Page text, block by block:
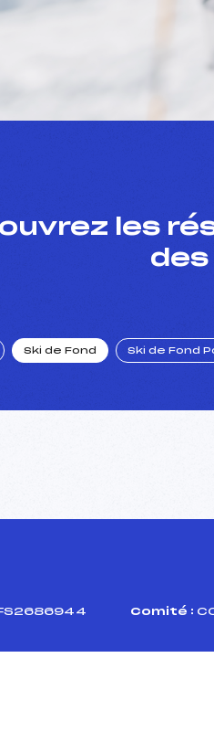
les
Ski de Fond Ski de Fond
Comité :